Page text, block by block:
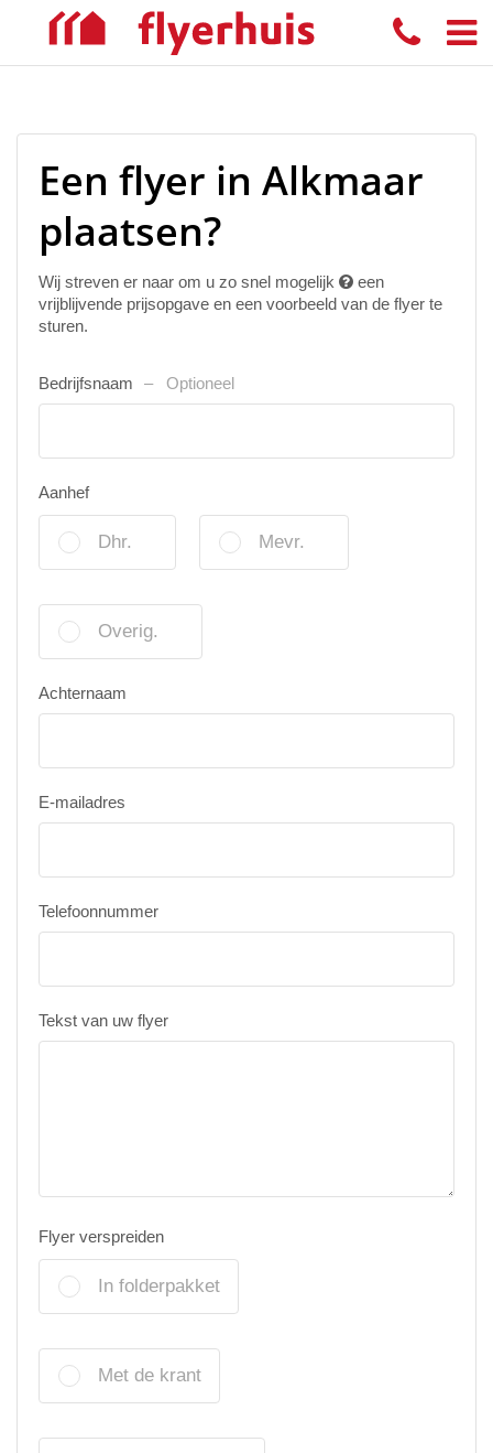
Een flyer in Alkmaar
plaatsen?
Wij streven er naar om u zo snel mogelijk
een
vrijblijvende prijsopgave en een voorbeeld van de flyer te
sturen.
Bedrijfsnaam Optioneel
Aanhef
Dhr. Mevr.
Overig.
Achternaam
E-mailadres
Telefoonnummer
Tekst van uw flyer
Flyer verspreiden
In folderpakket
Met de krant